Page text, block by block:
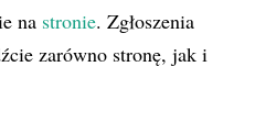
na stronie. Zgłoszenia
zarówno stronę, jak i